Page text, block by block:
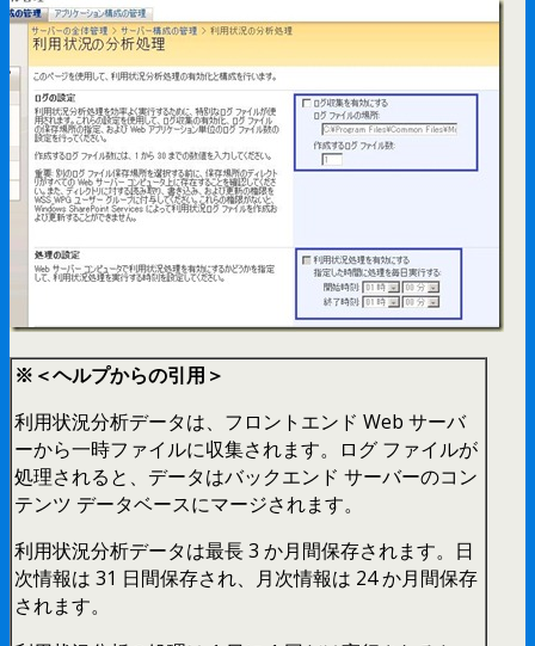
※＜ヘルプからの引用＞
利用状況分析データは、フロントエンド Web サーバ
ーから一時ファイルに収集されます。ログ ファイルが
処理されると、データはバックエンド サーバーのコン
テンツ データベースにマージされます。
利用状況分析データは最長 3 か月間保存されます。日
次情報は 31 日間保存され、月次情報は 24 か月間保存
されます。